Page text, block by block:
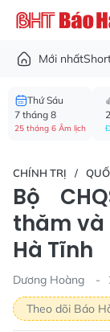
Mới nhất
Thứ Sáu
7 tháng 8
25 tháng 6 Âm lịch
CHÍNH TRỊ
Bộ
thăm và
Hà Tĩnh
Dương Hoàng
Theo dõi Báo